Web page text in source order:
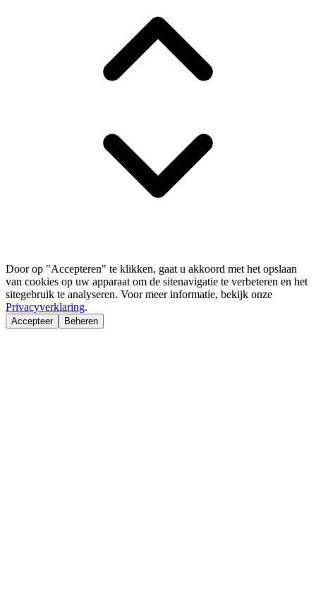
Door op "Accepteren" te klikken, gaat u akkoord met het opslaan
van cookies op uw apparaat om de sitenavigatie te verbeteren en het
sitegebruik te analyseren. Voor meer informatie, bekijk onze
Privacyverklaring.
Accepteer Beheren